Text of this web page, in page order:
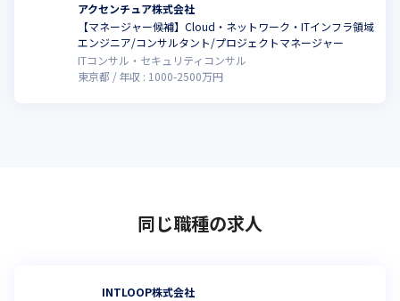
アクセンチュア株式会社
【マネージャー候補】Cloud・ネットワーク・ITインフラ領域
エンジニア/コンサルタント/プロジェクトマネージャー
ITコンサル・セキュリティコンサル
東京都
年収 : 1000-2500万円
同じ職種の求人
INTLOOP株式会社